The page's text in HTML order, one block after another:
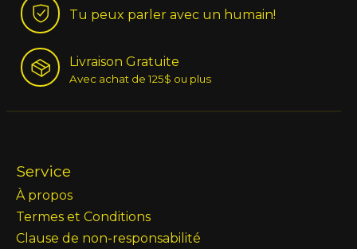
Tu peux parler avec un humain!
Livraison Gratuite
Avec achat de 125$ ou plus
Service
À propos
Termes et Conditions
Clause de non-responsabilité